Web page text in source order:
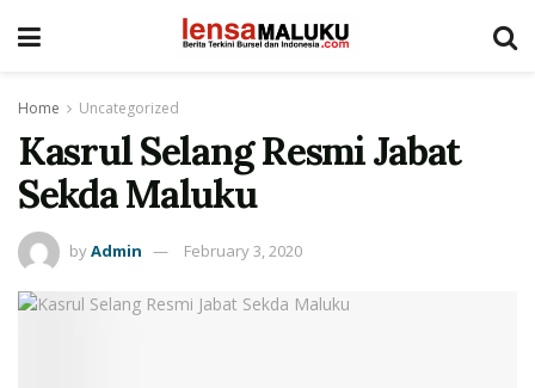
Home Uncategorized
Kasrul Selang Resmi Jabat
Sekda Maluku
byAdmin February 3, 2020